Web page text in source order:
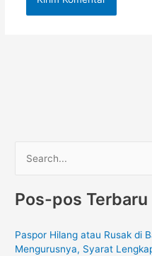
r
u
Pos-pos Terbaru
Paspor Hilang atau Rusak di
Mengurusnya, Syarat